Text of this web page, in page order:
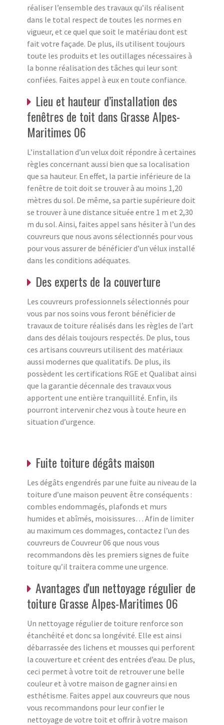
réaliser l’ensemble des travaux qu’ils réalisent
dans le total respect de toutes les normes en
vigueur, et ce quel que soit le matériau dont est
fait votre façade. De plus, ils utilisent toujours
toute les produits et les outillages nécessaires à
la bonne réalisation des tâches qui leur sont
confiées. Faites appel à eux en toute confiance.
Lieu et hauteur d’installation des
fenêtres de toit dans Grasse Alpes-
Maritimes 06
L’installation d’un velux doit répondre à certaines
règles concernant aussi bien que sa localisation
que sa hauteur. En effet, la partie inférieure de la
fenêtre de toit doit se trouver à au moins 1,20
mètres du sol. De même, sa partie supérieure doit
se trouver à une distance située entre 1 m et 2,30
m du sol. Ainsi, faites appel sans hésiter à l’un des
couvreurs que nous avons sélectionnés pour vous
pour vous assurer de bénéficier d’un vélux installé
dans les conditions adéquates.
Des experts de la couverture
Les couvreurs professionnels sélectionnés pour
vous par nos soins vous feront bénéficier de
travaux de toiture réalisés dans les règles de l’art
dans des délais toujours respectés. De plus, tous
ces artisans couvreurs utilisent des matériaux
aussi modernes que qualitatifs. De plus, ils
possèdent les certifications RGE et Qualibat ainsi
que la garantie décennale des travaux vous
apportent une entière tranquillité. Enfin, ils
pourront intervenir chez vous à toute heure en
situation d’urgence.
Fuite toiture dégâts maison
Les dégâts engendrés par une fuite au niveau de la
toiture d’une maison peuvent être conséquents :
combles endommagés, plafonds et murs
humides et abîmés, moisissures… Afin de limiter
au maximum ces dommages, contactez l’un des
couvreurs de Couvreur 06 que nous vous
recommandons dès les premiers signes de fuite
toiture qu’il traitera comme une urgence.
Avantages d'un nettoyage régulier de
toiture Grasse Alpes-Maritimes 06
Un nettoyage régulier de toiture renforce son
étanchéité et donc sa longévité. Elle est ainsi
débarrassée des lichens et mousses qui perforent
la couverture et créent des entrées d’eau. De plus,
ceci permet à votre toit de retrouver une belle
couleur et à votre maison de gagner ainsi en
esthétisme. Faites appel aux couvreurs que nous
vous recommandons pour leur confier le
nettoyage de votre toit et offrir à votre maison